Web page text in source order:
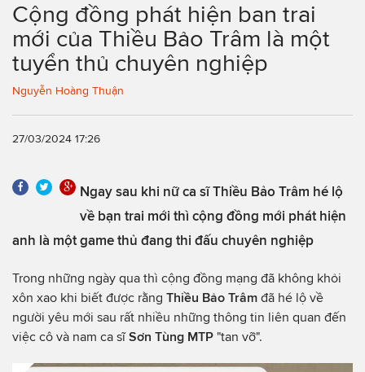
Cộng đồng phát hiện ban trai
mới của Thiều Bảo Trâm là một
tuyển thủ chuyên nghiệp
Nguyễn Hoàng Thuận
27/03/2024 17:26
Ngay sau khi nữ ca sĩ Thiều Bảo Trâm hé lộ
về bạn trai mới thì cộng đồng mới phát hiện
anh là một game thủ đang thi đấu chuyên nghiệp
Trong những ngày qua thì cộng đồng mạng đã không khỏi
xôn xao khi biết được rằng Thiều Bảo Trâm đã hé lộ về
người yêu mới sau rất nhiều những thông tin liên quan đến
việc cô và nam ca sĩSơn Tùng MTP "tan vỡ".